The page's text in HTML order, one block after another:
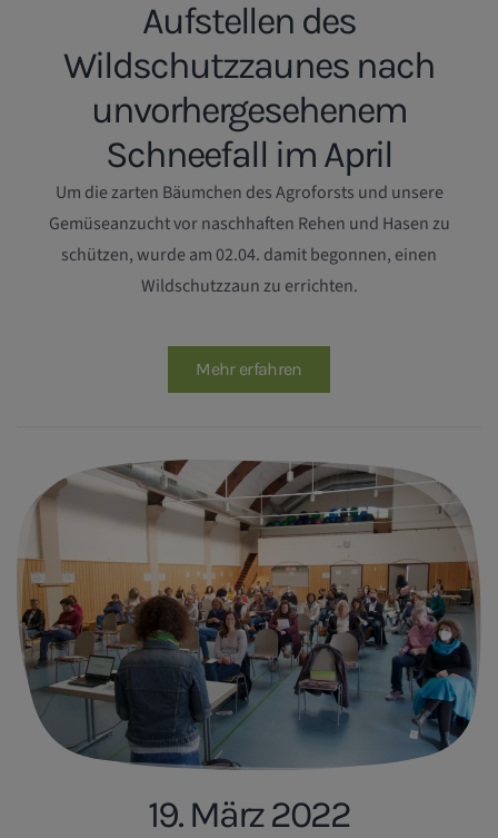
Aufstellen des
Wildschutzzaunes nach
unvorhergesehenem
Schneefall im April
Um die zarten Bäumchen des Agroforsts und unsere
Gemüseanzucht vor naschhaften Rehen und Hasen zu
schützen, wurde am 02.04. damit begonnen, einen
Wildschutzzaun zu errichten.
Mehr erfahren
19. März 2022